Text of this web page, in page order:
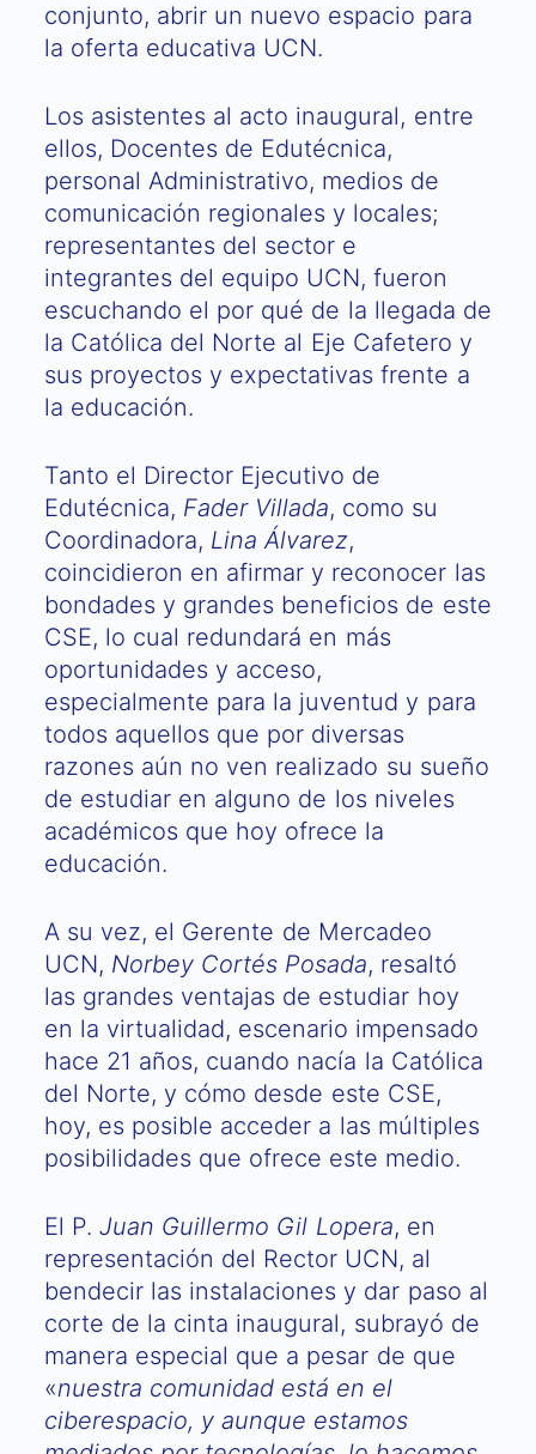
conjunto, abrir un nuevo espacio para
la oferta educativa UCN.
Los asistentes al acto inaugural, entre
ellos, Docentes de Edutécnica,
personal Administrativo, medios de
comunicación regionales y locales;
representantes del sector e
integrantes del equipo UCN, fueron
escuchando el por qué de la llegada de
la Católica del Norte al Eje Cafetero y
sus proyectos y expectativas frente a
la educación.
Tanto el Director Ejecutivo de
Edutécnica, Fader Villada, como su
Coordinadora, Lina Álvarez,
coincidieron en afirmar y reconocer las
bondades y grandes beneficios de este
CSE, lo cual redundará en más
oportunidades y acceso,
especialmente para la juventud y para
todos aquellos que por diversas
razones aún no ven realizado su sueño
de estudiar en alguno de los niveles
académicos que hoy ofrece la
educación.
A su vez, el Gerente de Mercadeo
UCN, Norbey Cortés Posada, resaltó
las grandes ventajas de estudiar hoy
en la virtualidad, escenario impensado
hace 21 años, cuando nacía la Católica
del Norte, y cómo desde este CSE,
hoy, es posible acceder a las múltiples
posibilidades que ofrece este medio.
El P.Juan Guillermo Gil Lopera, en
representación del Rector UCN, al
bendecir las instalaciones y dar paso al
corte de la cinta inaugural, subrayó de
manera especial que a pesar de que
«nuestra comunidad está en el
ciberespacio, y aunque estamos